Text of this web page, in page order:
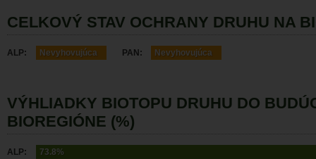
CELKOVÝ STAV OCHRANY DRUHU NA
ALP: Nevyhovujúca PAN: Nevyhovujúca
VÝHLIADKY BIOTOPU DRUHU DO
BIOREGIÓNE (%)
ALP:
73.8%